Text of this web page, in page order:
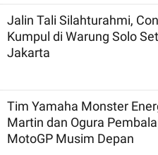
Jalin Tali Silahturahmi,
Kumpul di Warung Solo
Jakarta
Tim Yamaha Monster
Martin dan Ogura
MotoGP Musim Depan